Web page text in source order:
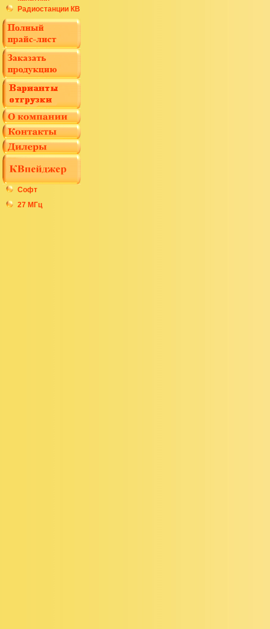
Радиостанции КВ
Софт
27 МГц